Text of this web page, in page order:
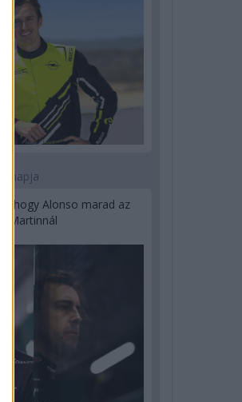
2 napja
hogy Alonso marad az
Martinnál